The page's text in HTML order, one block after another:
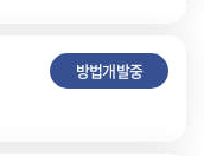
방법개발중